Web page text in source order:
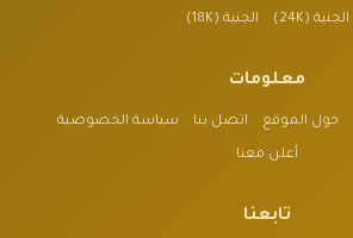
الجنية (24K) الجنية (18K)
معلومات
حول الموقع اتصل بنا سياسة الخصوصية
أعلن معنا
تابعنا